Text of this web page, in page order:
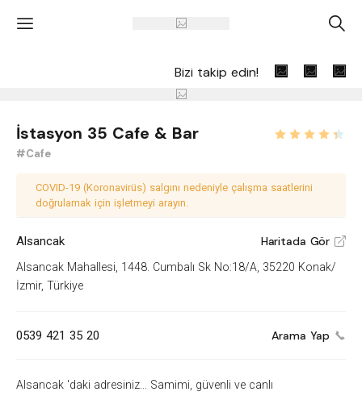
' A
Bizi takip edin!
İstasyon 35 Cafe & Bar
#Cafe
COVID-19 (Koronavirüs) salgını nedeniyle çalışma saatlerini
doğrulamak için işletmeyi arayın.
Alsancak Haritada Gör V
Alsancak Mahallesi, 1448. Cumbalı Sk No:18/A, 35220 Konak/
İzmir, Türkiye
0539 421 35 20 Arama Yap
Alsancak 'daki adresiniz... Samimi, güvenli ve canlı